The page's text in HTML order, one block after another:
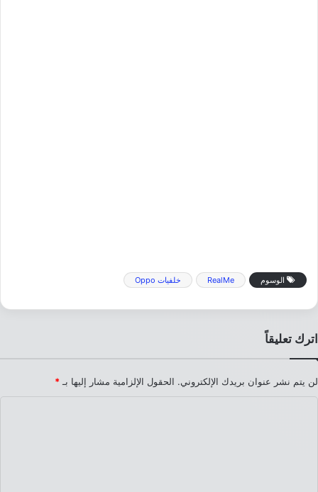
الوسوم RealMe خلفيات Oppo
اترك تعليقاً
لن يتم نشر عنوان بريدك الإلكتروني. الحقول الإلزامية مشار إليها بـ *